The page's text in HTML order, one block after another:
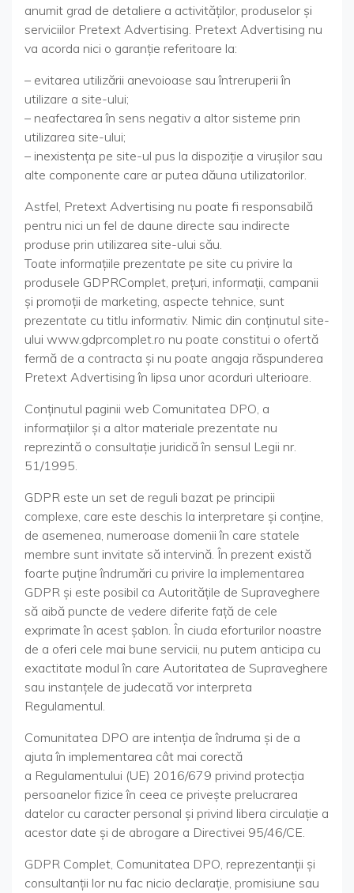
anumit grad de detaliere a activităţilor, produselor şi
serviciilor Pretext Advertising. Pretext Advertising nu
va acorda nici o garanţie referitoare la:
– evitarea utilizării anevoioase sau întreruperii în
utilizare a site-ului;
– neafectarea în sens negativ a altor sisteme prin
utilizarea site-ului;
– inexistenţa pe site-ul pus la dispoziţie a viruşilor sau
alte componente care ar putea dăuna utilizatorilor.
Astfel, Pretext Advertising nu poate fi responsabilă
pentru nici un fel de daune directe sau indirecte
produse prin utilizarea site-ului său.
Toate informațiile prezentate pe site cu privire la
produsele GDPRComplet, prețuri, informații, campanii
și promoții de marketing, aspecte tehnice, sunt
prezentate cu titlu informativ. Nimic din conținutul site-
ului www.gdprcomplet.ro nu poate constitui o ofertă
fermă de a contracta și nu poate angaja răspunderea
Pretext Advertising în lipsa unor acorduri ulterioare.
Conținutul paginii web Comunitatea DPO, a
informațiilor și a altor materiale prezentate nu
reprezintă o consultație juridică în sensul Legii nr.
51/1995.
GDPR este un set de reguli bazat pe principii
complexe, care este deschis la interpretare și conține,
de asemenea, numeroase domenii în care statele
membre sunt invitate să intervină. În prezent există
foarte puține îndrumări cu privire la implementarea
GDPR și este posibil ca Autoritățile de Supraveghere
să aibă puncte de vedere diferite față de cele
exprimate în acest șablon. În ciuda eforturilor noastre
de a oferi cele mai bune servicii, nu putem anticipa cu
exactitate modul în care Autoritatea de Supraveghere
sau instanțele de judecată vor interpreta
Regulamentul.
Comunitatea DPO are intenția de îndruma și de a
ajuta în implementarea cât mai corectă
a Regulamentului (UE) 2016/679 privind protecția
persoanelor fizice în ceea ce privește prelucrarea
datelor cu caracter personal și privind libera circulație a
acestor date și de abrogare a Directivei 95/46/CE.
GDPR Complet, Comunitatea DPO, reprezentanții și
consultanții lor nu fac nicio declarație, promisiune sau